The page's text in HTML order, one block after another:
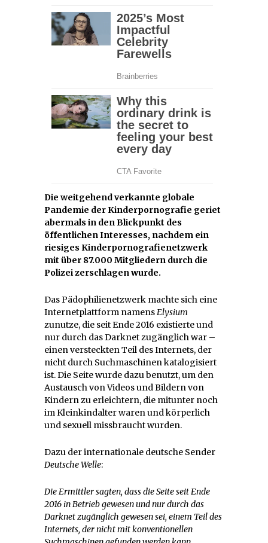
Die weitgehend verkannte globale
Pandemie der Kinderpornografie geriet
abermals in den Blickpunkt des
öffentlichen Interesses, nachdem ein
riesiges Kinderpornografienetzwerk
mit über 87.000 Mitgliedern durch die
Polizei zerschlagen wurde.
Das Pädophilienetzwerk machte sich eine
Internetplattform namensElysium
zunutze, die seit Ende 2016 existierte und
nur durch das Darknet zugänglich war –
einen versteckten Teil des Internets, der
nicht durch Suchmaschinen katalogisiert
ist. Die Seite wurde dazu benutzt, um den
Austausch von Videos und Bildern von
Kindern zu erleichtern, die mitunter noch
im Kleinkindalter waren und körperlich
und sexuell missbraucht wurden.
Dazu der internationale deutsche Sender
Deutsche Welle:
Die Ermittler sagten, dass die Seite seit Ende
2016 in Betrieb gewesen und nur durch das
Darknet zugänglich gewesen sei, einem Teil des
Internets, der nicht mit konventionellen